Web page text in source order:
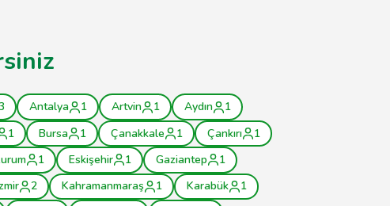
Antalya 1 Artvin 1 Aydın
1
1 Bursa 1 Çanakkale 1 Çankırı
1
1 Eskişehir 1 Gaziantep
1
2 Kahramanmaraş 1 Karabük
1